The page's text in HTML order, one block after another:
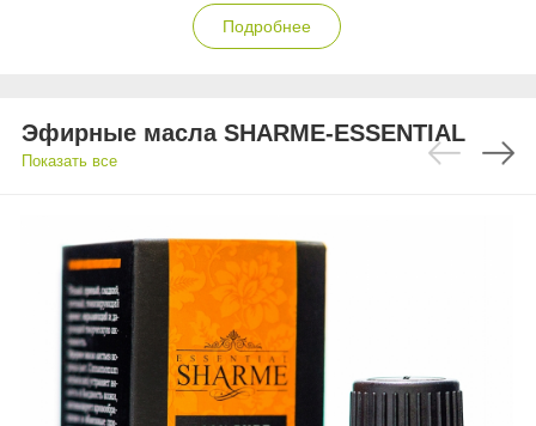
Подробнее
Эфирные масла SHARME-ESSENTIAL
Показать все